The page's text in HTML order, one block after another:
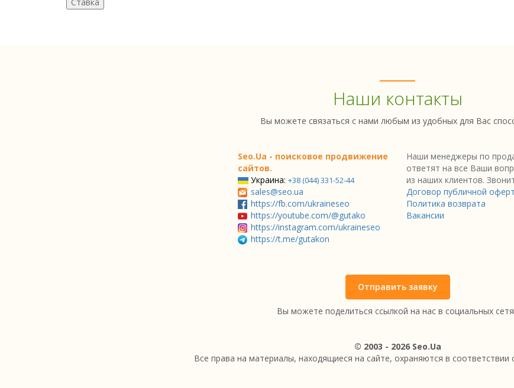
Наши контакты
Вы можете связаться с нами любым из удобных для Вас
Seo.Ua - поисковое продвижение
сайтов.
Украина: +38 (044) 331-52-44
sales@seo.ua
https://fb.com/ukraineseo
https://youtube.com/@gutako
https://instagram.com/ukraineseo
https://t.me/gutakon
Наши менеджеры по
ответят на все Ваши
из наших клиентов.
Договор публичной
Политика возврата
Вакансии
Отправить заявку
Вы можете поделиться ссылкой на нас в социальных
© 2003 - 2026 Seo.Ua
Все права на материалы, находящиеся на сайте, охраняются в соответствии